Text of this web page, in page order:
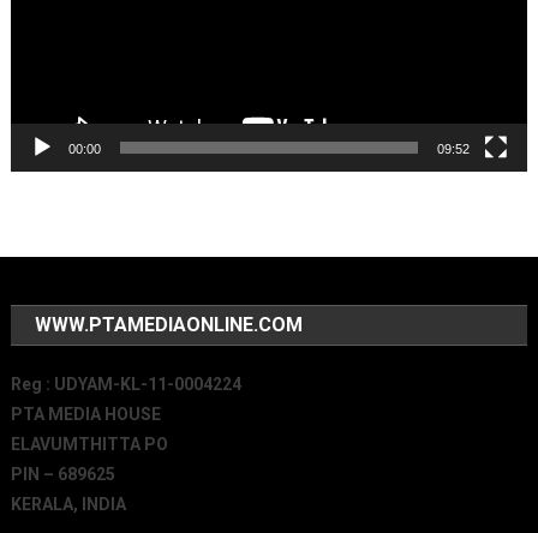
00:00 09:52
WWW.PTAMEDIAONLINE.COM
Reg : UDYAM-KL-11-0004224
PTA MEDIA HOUSE
ELAVUMTHITTA PO
PIN – 689625
KERALA, INDIA